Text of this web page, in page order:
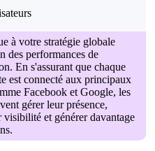
à votre stratégie globale
des performances de
En s'assurant que chaque
est connecté aux principaux
Facebook et Google, les
gérer leur présence,
visibilité et générer davantage